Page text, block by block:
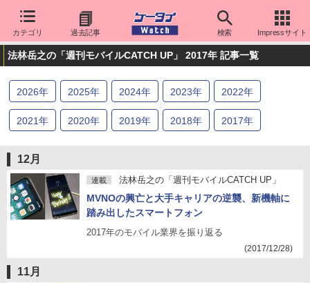
カテゴリ 過去記事 検索 Impressサイト
法林岳之の「週刊モバイルCATCH UP」 2017年 記事一覧
2026年 2025年 2024年 2023年 2022年
2021年 2020年 2019年 2018年 2017年
2011 年 2010年 2009年 2008年 2007年
2006年 2005年 2004年 2003 年
2000年
12月
連載 法林岳之の「週刊モバイルCATCH UP」
MVNOの興亡と大手キャリアの逆襲、新機軸に
踏み出したスマートフォン
2017年のモバイル業界を振り返る
(2017/12/28)
11月